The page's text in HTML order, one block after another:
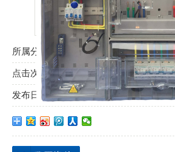
所属分类： 低压计量箱
点击次数： 156
发布日期：2022/02/18